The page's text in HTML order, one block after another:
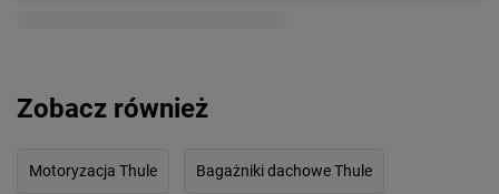
Zobacz również
Motoryzacja Thule Bagażniki dachowe Thule